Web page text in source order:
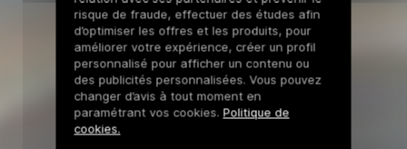
risque de fraude, effectuer des études afin
d’optimiser les offres et les produits, pour
améliorer votre expérience, créer un profil
personnalisé pour afficher un contenu ou
des publicités personnalisées. Vous pouvez
changer d’avis à tout moment en
paramétrant vos cookies. Politique de
cookies.